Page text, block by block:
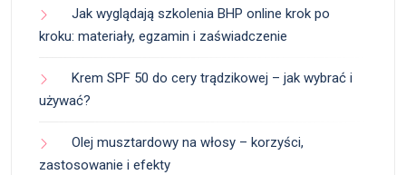
Jak wyglądają szkolenia BHP online krok po
kroku: materiały, egzamin i zaświadczenie
Krem SPF 50 do cery trądzikowej – jak wybrać i
używać?
Olej musztardowy na włosy – korzyści,
zastosowanie i efekty